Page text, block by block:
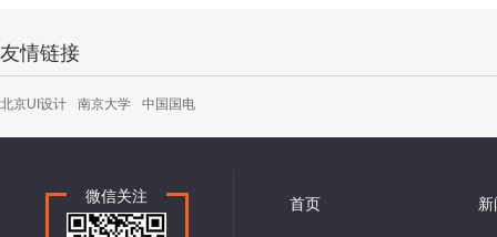
友情链接
北京UI设计 南京大学 中国国电
微信关注 首页